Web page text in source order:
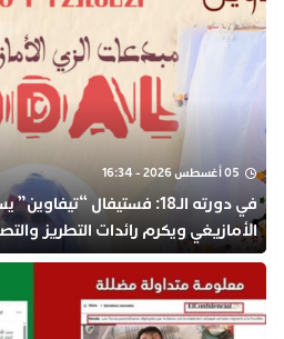
05 أغسطس 2026 - 16:34
في دورته الـ18: فستيفال
الأمازيغي ويكرم رائدات التطريز